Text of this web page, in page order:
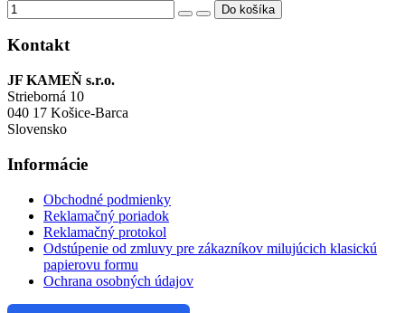
Kontakt
JF KAMEŇ s.r.o.
Strieborná 10
040 17 Košice-Barca
Slovensko
Informácie
Obchodné podmienky
Reklamačný poriadok
Reklamačný protokol
Odstúpenie od zmluvy pre zákazníkov milujúcich klasickú
papierovu formu
Ochrana osobných údajov